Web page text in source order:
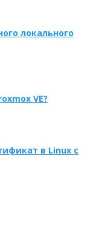
локального
VE?
в Linux с